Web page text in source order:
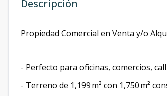
Descripción
Propiedad Comercial en Venta y/o
- Perfecto para oficinas, comercios,
- Terreno de 1,199 m² con 1,750 m²